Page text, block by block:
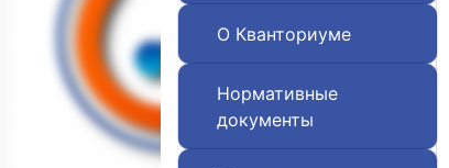
О Кванториуме
Нормативные
документы